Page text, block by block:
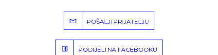
POŠALJI PRIJATELJU
PODIJELI NA FACEBOOKU